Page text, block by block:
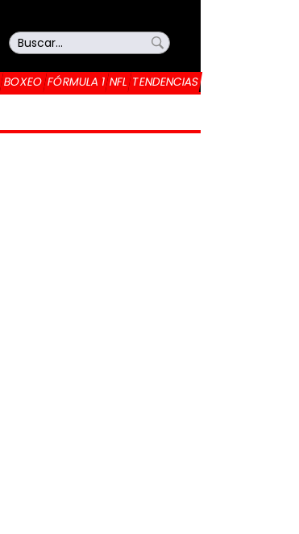
BOXEO FÓRMULA 1 NFL TENDENCIAS